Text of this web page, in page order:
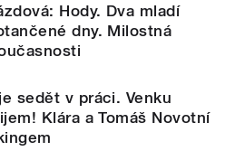
Hody. Dva mladí
dny. Milostná
sedět v práci. Venku
Klára a Tomáš Novotní